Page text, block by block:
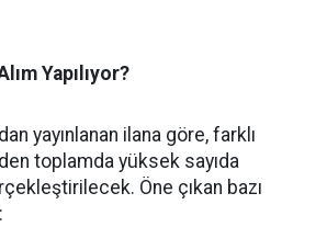
Yapılıyor?
yayınlanan ilana göre, farklı
toplamda yüksek sayıda
Öne çıkan bazı